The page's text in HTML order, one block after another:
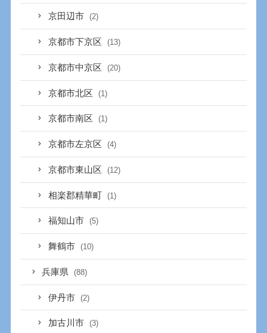
京田辺市 (2)
京都市下京区 (13)
京都市中京区 (20)
京都市北区 (1)
京都市南区 (1)
京都市左京区 (4)
京都市東山区 (12)
相楽郡精華町 (1)
福知山市 (5)
舞鶴市 (10)
兵庫県 (88)
伊丹市 (2)
加古川市 (3)